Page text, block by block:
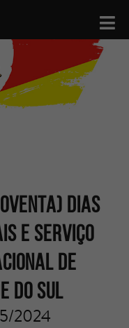
DIAS
E SERVIÇO
DE
DO SUL
2024